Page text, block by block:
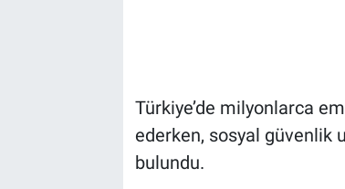
Türkiye’de milyonlarca
ederken, sosyal güvenlik
bulundu.